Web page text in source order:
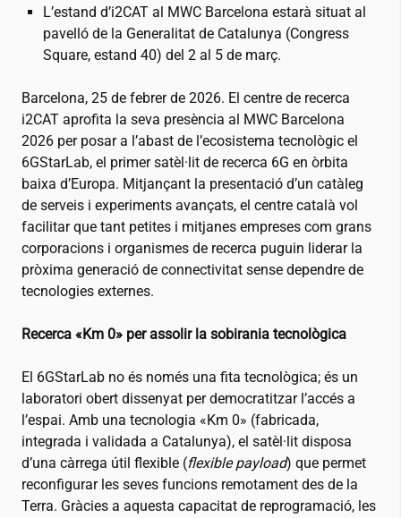
L’estand d’i2CAT al MWC Barcelona estarà situat al
pavelló de la Generalitat de Catalunya (Congress
Square, estand 40) del 2 al 5 de març.
Barcelona, 25 de febrer de 2026. El centre de recerca
i2CAT aprofita la seva presència al MWC Barcelona
2026 per posar a l’abast de l’ecosistema tecnològic el
6GStarLab, el primer satèl·lit de recerca 6G en òrbita
baixa d’Europa. Mitjançant la presentació d’un catàleg
de serveis i experiments avançats, el centre català vol
facilitar que tant petites i mitjanes empreses com grans
corporacions i organismes de recerca puguin liderar la
pròxima generació de connectivitat sense dependre de
tecnologies externes.
Recerca «Km 0» per assolir la sobirania tecnològica
El 6GStarLab no és només una fita tecnològica; és un
laboratori obert dissenyat per democratitzar l’accés a
l’espai. Amb una tecnologia «Km 0» (fabricada,
integrada i validada a Catalunya), el satèl·lit disposa
d’una càrrega útil flexible (flexible payload) que permet
reconfigurar les seves funcions remotament des de la
Terra. Gràcies a aquesta capacitat de reprogramació, les